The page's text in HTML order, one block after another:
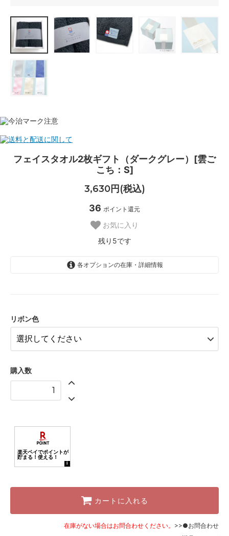
フェイスタオル2枚ギフト（ダークグレー）[雲ご
こち：S]
3,630円(税込)
36 ポイント還元
お気に入り
残り5です
各オプションの在庫・詳細情報
リボン色
購入数
カートに入れる
在庫がない場合はお問合わせください。 >>●お問合わせ